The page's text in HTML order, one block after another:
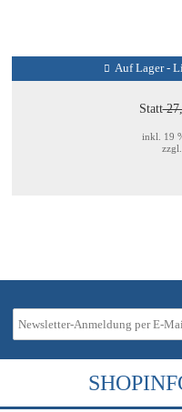
Auf Lager -
Statt
inkl. 19
zzgl.